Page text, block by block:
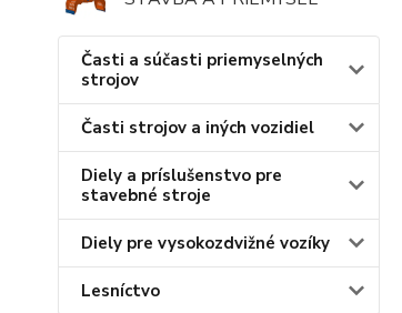
Časti a súčasti priemyselných
strojov
Časti strojov a iných vozidiel
Diely a príslušenstvo pre
stavebné stroje
Diely pre vysokozdvižné vozíky
Lesníctvo